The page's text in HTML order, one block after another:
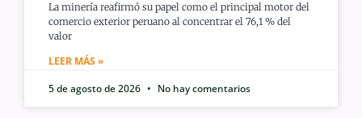
La minería reafirmó su papel como el principal motor del
comercio exterior peruano al concentrar el 76,1 % del
valor
LEER MÁS »
5 de agosto de 2026
No hay comentarios